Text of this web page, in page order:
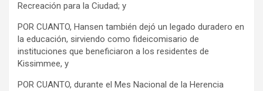
Recreación para la Ciudad; y
POR CUANTO, Hansen también dejó un legado duradero en
la educación, sirviendo como fideicomisario de
instituciones que beneficiaron a los residentes de
Kissimmee, y
POR CUANTO, durante el Mes Nacional de la Herencia